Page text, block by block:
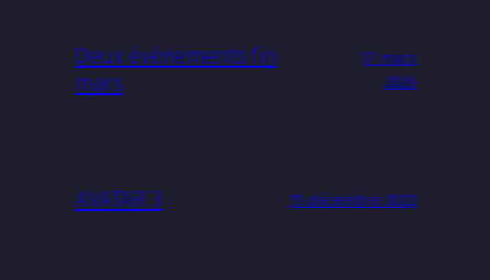
Deux événements fin
mars
17 mars
2026
AVATAR 3 15 décembre 2025